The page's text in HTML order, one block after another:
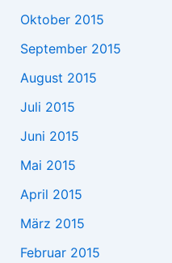
Oktober 2015
September 2015
August 2015
Juli 2015
Juni 2015
Mai 2015
April 2015
März 2015
Februar 2015